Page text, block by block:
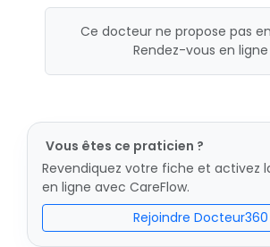
Ce docteur ne propose pas
Rendez-vous en ligne
Vous êtes ce praticien ?
Revendiquez votre fiche et activez
en ligne avec CareFlow.
Rejoindre Docteur360